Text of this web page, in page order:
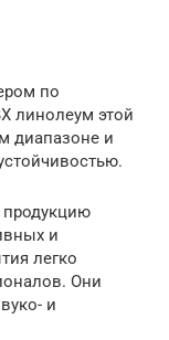
по
линолеум этой
диапазоне и
продукцию
и
легко
Они
и